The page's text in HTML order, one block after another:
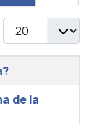
Display #
de la